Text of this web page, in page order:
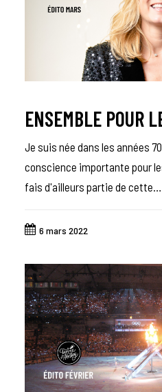
ENSEMBLE POUR
Je suis née dans les années
conscience importante pour
fais d'ailleurs partie de cette…
6 mars 2022